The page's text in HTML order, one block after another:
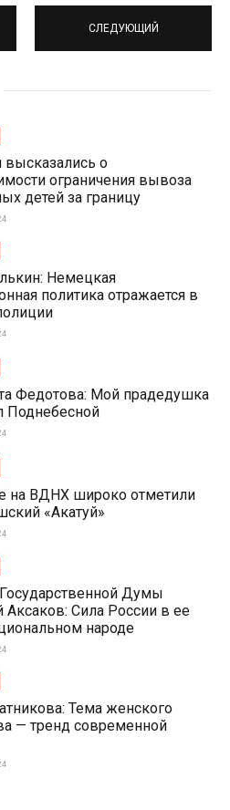
СЛЕДУЮЩИЙ
высказались о
ограничения вывоза
детей за границу
Немецкая
политика отражается в
Федотова: Мой прадедушка
Поднебесной
на ВДНХ широко отметили
«Акатуй»
Думы
Аксаков: Сила России в ее
народе
Тема женского
— тренд современной